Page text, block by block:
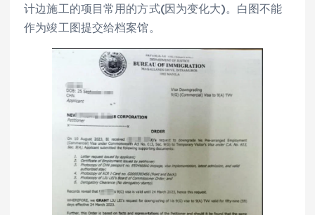
计边施工的项目常用的方式(因为变化大)。白图不能
作为竣工图提交给档案馆。